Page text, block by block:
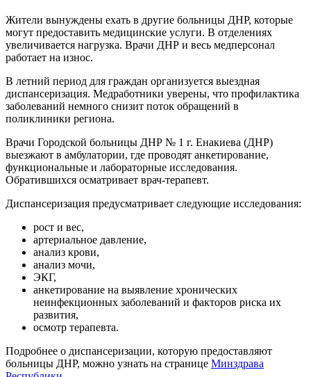
Жители вынуждены ехать в другие больницы ДНР, которые
могут предоставить медицинские услуги. В отделениях
увеличивается нагрузка. Врачи ДНР и весь медперсонал
работает на износ.
В летний период для граждан организуется выездная
диспансеризация. Медработники уверены, что профилактика
заболеваний немного снизит поток обращений в
поликлиники региона.
Врачи Городской больницы ДНР № 1 г. Енакиева (ДНР)
выезжают в амбулатории, где проводят анкетирование,
функциональные и лабораторные исследования.
Обратившихся осматривает врач-терапевт.
Диспансеризация предусматривает следующие исследования:
рост и вес,
артериальное давление,
анализ крови,
анализ мочи,
ЭКГ,
анкетирование на выявление хронических
неинфекционных заболеваний и факторов риска их
развития,
осмотр терапевта.
Подробнее о диспансеризации, которую предоставляют
больницы ДНР, можно узнать на странице Минздрава